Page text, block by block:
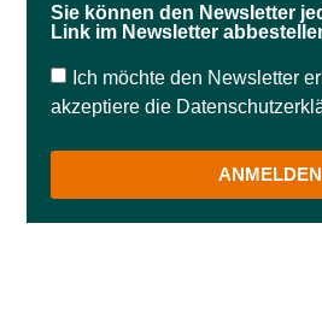
Sie können den Newsletter
Link im Newsletter
Ich möchte den Newsletter
akzeptiere die
ANMELDEN